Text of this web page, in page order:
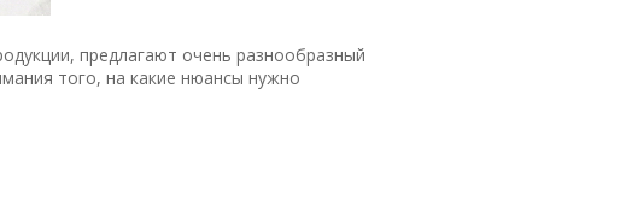
предлагают очень разнообразный
того, на какие нюансы нужно